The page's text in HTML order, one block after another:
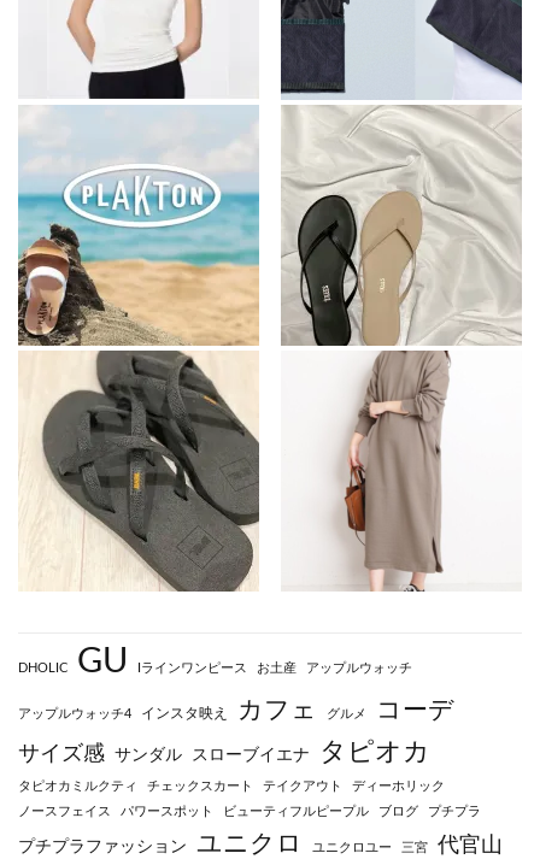
DHOLIC GU Iラインワンピース お土産 アップルウォッチ
アップルウォッチ4 インスタ映え カフェ グルメ コーデ
サイズ感 サンダル スローブイエナ タピオカ
タピオカミルクティ チェックスカート テイクアウト
ディーホリック
ノースフェイス
パワースポット ビューティフルピープル ブログ プチプラ
プチプラファッション ユニクロ ユニクロユー 三宮 代官山